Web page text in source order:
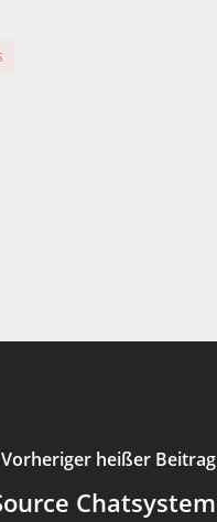
Vorheriger heißer Beitrag
Chatsystem